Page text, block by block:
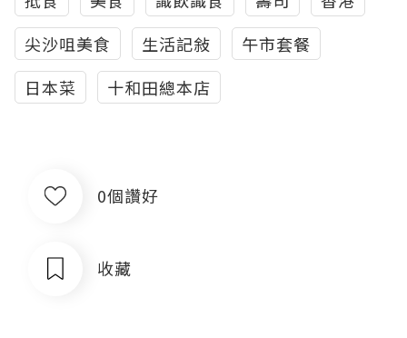
尖沙咀美食
生活記敍
午市套餐
日本菜
十和田總本店
0個讚好
收藏